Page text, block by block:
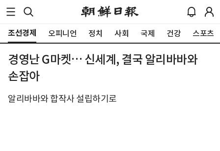
조선경제 오피니언 정치 사회 국제 건강 스포츠
경영난 G마켓… 신세계, 결국 알리바바와
손잡아
알리바바와 합작사 설립하기로